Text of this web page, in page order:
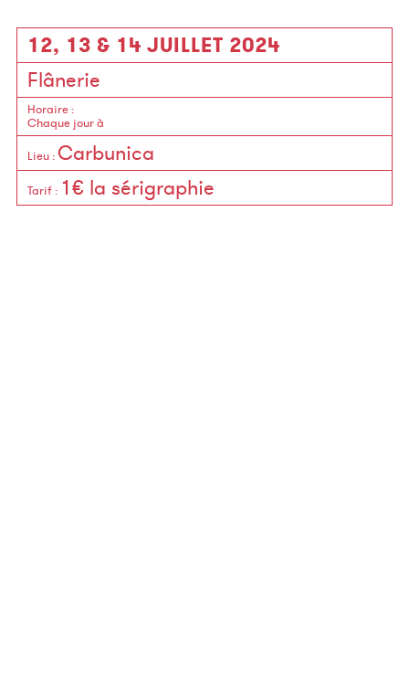
12, 13 & 14 JUILLET 2024
Flânerie
Horaire :
Chaque jour à
Lieu : Carbunica
Tarif : 1€ la sérigraphie